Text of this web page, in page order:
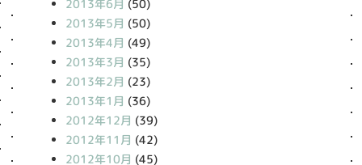
2013年6月 (50)
2013年5月 (50)
2013年4月 (49)
2013年3月 (35)
2013年2月 (23)
2013年1月 (36)
2012年12月 (39)
2012年11月 (42)
2012年10月 (45)